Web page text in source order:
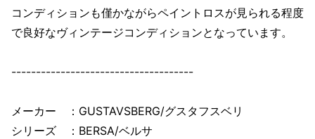
コンディションも僅かながらペイントロスが見られる程度
で良好なヴィンテージコンディションとなっています。
-------------------------------------
メーカー ：GUSTAVSBERG/グスタフスベリ
シリーズ ：BERSA/ベルサ